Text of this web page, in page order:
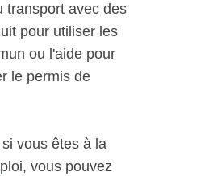
transport avec des
pour utiliser les
ou l'aide pour
le permis de
vous êtes à la
vous pouvez